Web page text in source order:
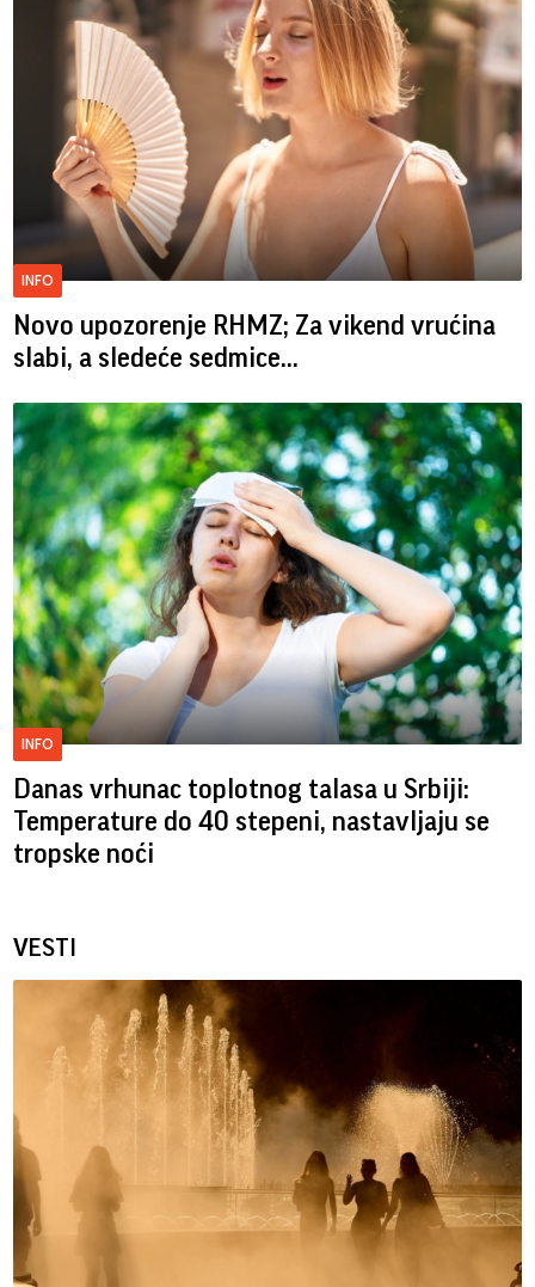
INFO
Novo upozorenje RHMZ; Za vikend vrućina
slabi, a sledeće sedmice...
INFO
Danas vrhunac toplotnog talasa u Srbiji:
Temperature do 40 stepeni, nastavljaju se
tropske noći
VESTI